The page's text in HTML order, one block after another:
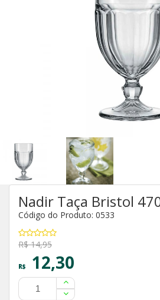
Nadir Taça Bristol
Código do Produto: 0533
R$ 14,95
R$ 12,30